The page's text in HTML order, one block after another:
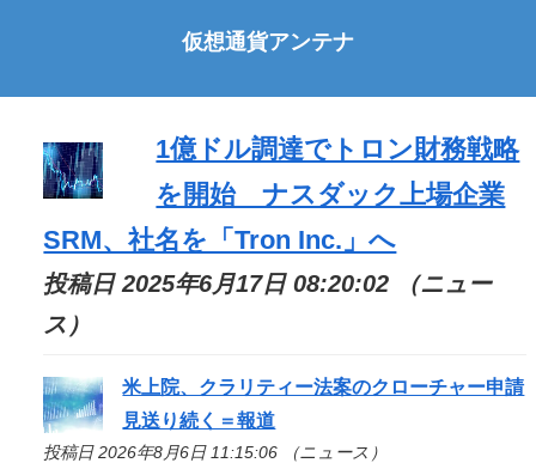
仮想通貨アンテナ
1億ドル調達でトロン財務戦略
を開始 ナスダック上場企業
SRM、社名を「Tron Inc.」へ
投稿日 2025年6月17日 08:20:02 （ニュー
ス）
米上院、クラリティー法案のクローチャー申請
見送り続く＝報道
投稿日 2026年8月6日 11:15:06 （ニュース）